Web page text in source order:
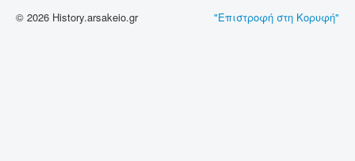
"Επιστροφή στη Κορυφή"
© 2026 History.arsakeio.gr